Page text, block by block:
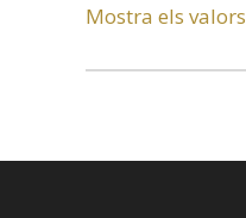
Mostra els valors